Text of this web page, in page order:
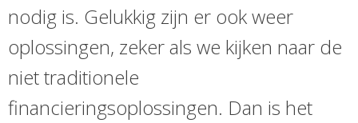
nodig is. Gelukkig zijn er ook weer
oplossingen, zeker als we kijken naar de
niet traditionele
financieringsoplossingen. Dan is het